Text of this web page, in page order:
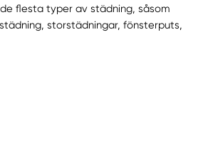
flesta typer av städning, såsom
storstädningar, fönsterputs,